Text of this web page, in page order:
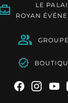
LE
ROYAN
Suivez-